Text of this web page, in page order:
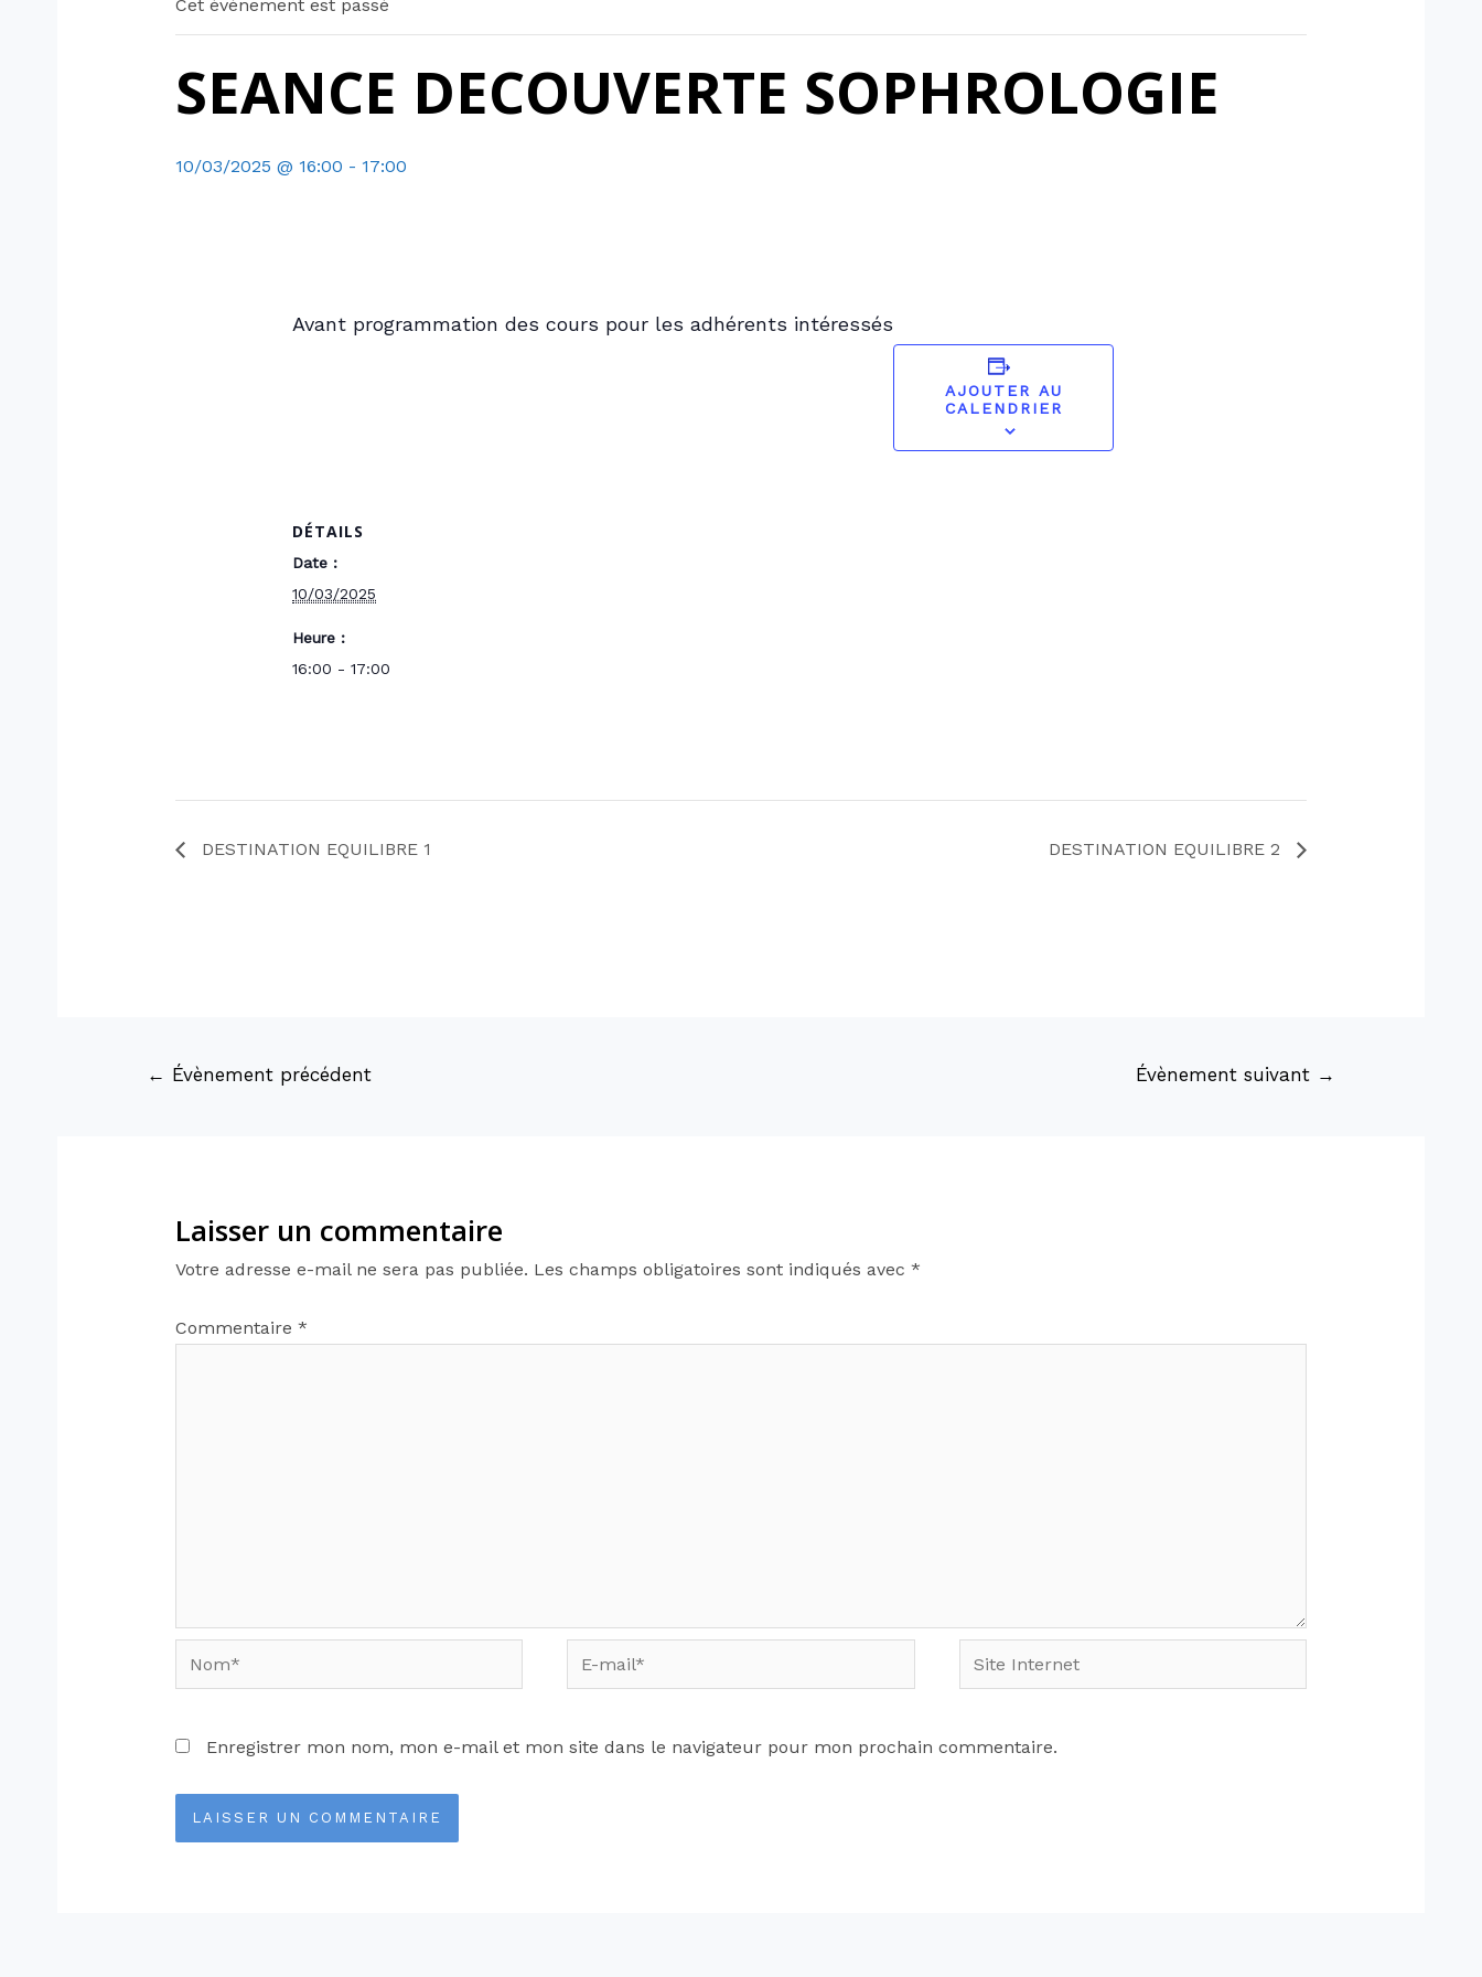
Cet évènement est passé
SEANCE DECOUVERTE SOPHROLOGIE
10/03/2025 @ 16:00 - 17:00
Avant programmation des cours pour les adhérents intéressés
AJOUTER AU
CALENDRIER
DÉTAILS
Date :
10/03/2025
Heure :
16:00 - 17:00
DESTINATION EQUILIBRE 1 DESTINATION EQUILIBRE 2
← Évènement précédent Évènement suivant →
Laisser un commentaire
Votre adresse e-mail ne sera pas publiée. Les champs obligatoires sont indiqués avec *
Commentaire *
Enregistrer mon nom, mon e-mail et mon site dans le navigateur pour mon prochain commentaire.